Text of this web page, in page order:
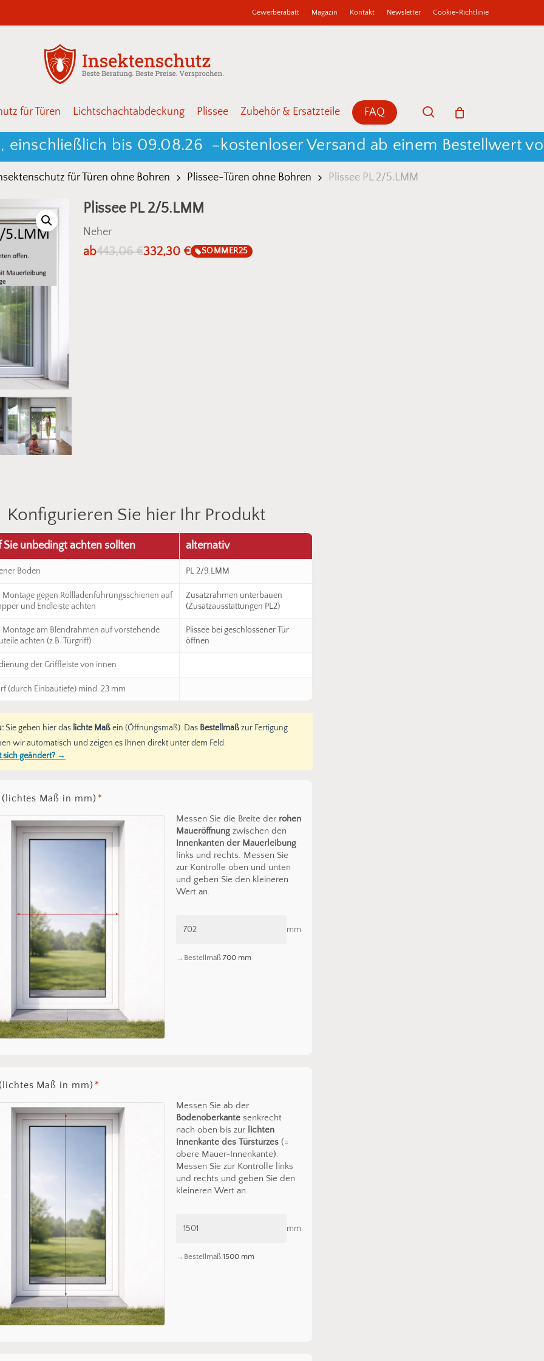
Gewerberabatt Magazin Kontakt Newsletter Cookie-Richtlinie
für Türen Lichtschachtabdeckung Plissee Zubehör & Ersatzteile FAQ search
Warenkorb
Close
bis 09.08.26 –kostenloser Versand ab einem Bestellwert von
für Türen ohne Bohren Plissee-Türen ohne Bohren Plissee PL 2/5.LMM
Plissee PL 2/5.LMM
Neher
ab443,06€332,30 € SOMMER25
Konfigurieren Sie hier Ihr Produkt
Sie unbedingt achten sollten alternativ
Boden PL 2/9.LMM
Montage gegen Rollladenführungsschienen auf
und Endleiste achten
Zusatzrahmen unterbauen
(Zusatzausstattungen PL2)
Montage am Blendrahmen auf vorstehende
achten (z.B. Türgriff)
Plissee bei geschlossener Tür
öffnen
der Griffleiste von innen
(durch Einbautiefe) mind. 23 mm
Sie geben hier das lichte Maßein (Öffnungsmaß). Das Bestellmaßzur Fertigung
wir automatisch und zeigen es Ihnen direkt unter dem Feld.
sich geändert? →
Maß in mm) *
Messen Sie die Breite der rohen
Maueröffnung zwischen den
Innenkanten der Mauerleibung
links und rechts. Messen Sie
zur Kontrolle oben und unten
und geben Sie den kleineren
Wert an.
mm
Bestellmaß:700 mm
Maß in mm) *
Messen Sie ab der
Bodenoberkante senkrecht
nach oben bis zur lichten
Innenkante des Türsturzes (=
obere Mauer-Innenkante).
Messen Sie zur Kontrolle links
und rechts und geben Sie den
kleineren Wert an.
mm
Bestellmaß:1500 mm